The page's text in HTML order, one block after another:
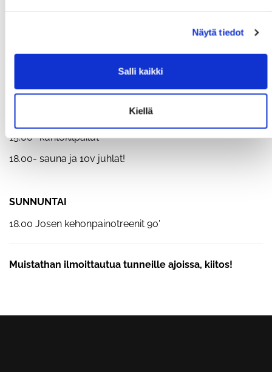
Näytä tiedot
Salli kaikki
Kiellä
LAUANTAI
15.00- kuntokilpailut
18.00- sauna ja 10v juhlat!
SUNNUNTAI
18.00 Josen kehonpainotreenit 90'
Muistathan ilmoittautua tunneille ajoissa, kiitos!